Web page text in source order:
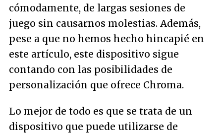
cómodamente, de largas sesiones de
juego sin causarnos molestias. Además,
pese a que no hemos hecho hincapié en
este artículo, este dispositivo sigue
contando con las posibilidades de
personalización que ofrece Chroma.
Lo mejor de todo es que se trata de un
dispositivo que puede utilizarse de